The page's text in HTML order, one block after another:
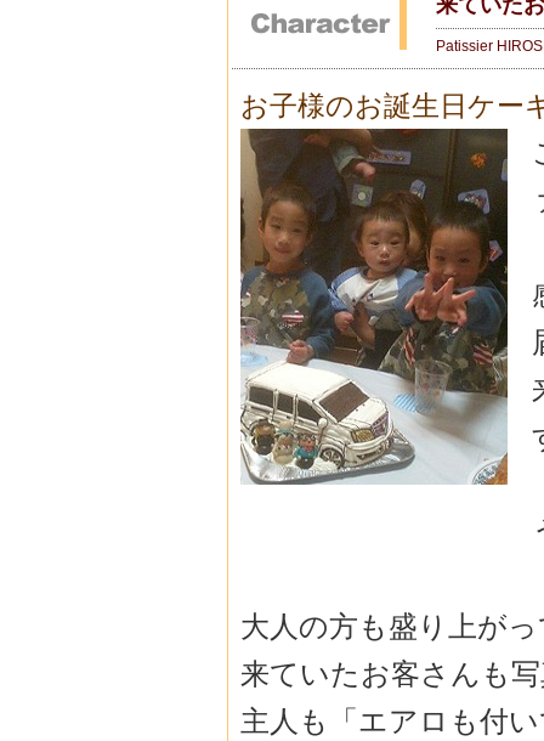
Patissier
お子様のお誕生日ケー
大人の方も盛り上が
来ていたお客さんも
主人も「エアロも付